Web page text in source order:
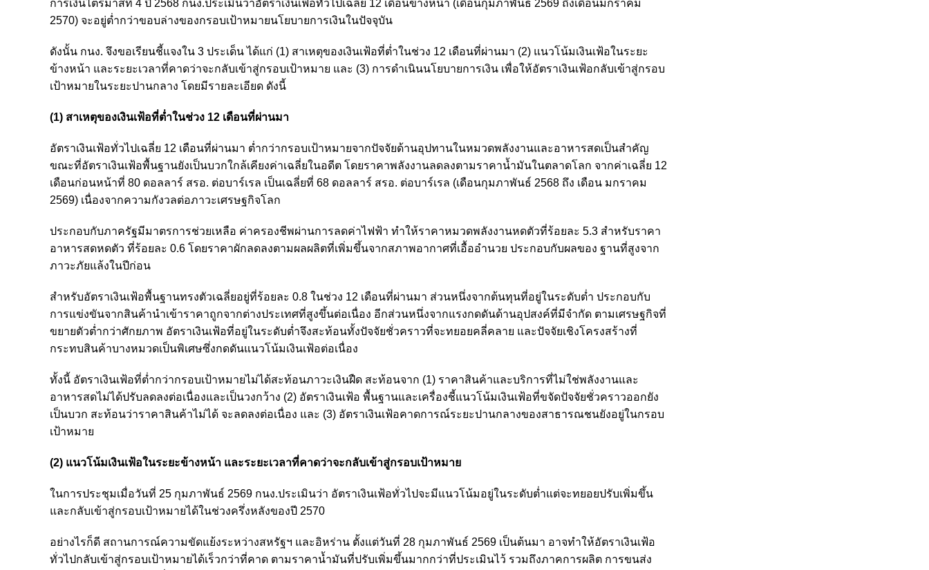
การเงินไตรมาสที่ 4 ปี 2568 กนง.ประเมินว่าอัตราเงินเฟ้อทั่วไปเฉลี่ย 12 เดือนข้างหน้า (เดือนกุมภาพันธ์ 2569 ถึงเดือนมกราคม
2570) จะอยู่ต่ำกว่าขอบล่างของกรอบเป้าหมายนโยบายการเงินในปัจจุบัน
ดังนั้น กนง. จึงขอเรียนชี้แจงใน 3 ประเด็น ได้แก่ (1) สาเหตุของเงินเฟ้อที่ต่ำในช่วง 12 เดือนที่ผ่านมา (2) แนวโน้มเงินเฟ้อในระยะ
ข้างหน้า และระยะเวลาที่คาดว่าจะกลับเข้าสู่กรอบเป้าหมาย และ (3) การดำเนินนโยบายการเงิน เพื่อให้อัตราเงินเฟ้อกลับเข้าสู่กรอบ
เป้าหมายในระยะปานกลาง โดยมีรายละเอียด ดังนี้
(1) สาเหตุของเงินเฟ้อที่ต่ำในช่วง 12 เดือนที่ผ่านมา
อัตราเงินเฟ้อทั่วไปเฉลี่ย 12 เดือนที่ผ่านมา ต่ำกว่ากรอบเป้าหมายจากปัจจัยด้านอุปทานในหมวดพลังงานและอาหารสดเป็นสำคัญ
ขณะที่อัตราเงินเฟ้อพื้นฐานยังเป็นบวกใกล้เคียงค่าเฉลี่ยในอดีต โดยราคาพลังงานลดลงตามราคาน้ำมันในตลาดโลก จากค่าเฉลี่ย 12
เดือนก่อนหน้าที่ 80 ดอลลาร์ สรอ. ต่อบาร์เรล เป็นเฉลี่ยที่ 68 ดอลลาร์ สรอ. ต่อบาร์เรล (เดือนกุมภาพันธ์ 2568 ถึง เดือน มกราคม
2569) เนื่องจากความกังวลต่อภาวะเศรษฐกิจโลก
ประกอบกับภาครัฐมีมาตรการช่วยเหลือ ค่าครองชีพผ่านการลดค่าไฟฟ้า ทำให้ราคาหมวดพลังงานหดตัวที่ร้อยละ 5.3 สำหรับราคา
อาหารสดหดตัว ที่ร้อยละ 0.6 โดยราคาผักลดลงตามผลผลิตที่เพิ่มขึ้นจากสภาพอากาศที่เอื้ออำนวย ประกอบกับผลของ ฐานที่สูงจาก
ภาวะภัยแล้งในปีก่อน
สำหรับอัตราเงินเฟ้อพื้นฐานทรงตัวเฉลี่ยอยู่ที่ร้อยละ 0.8 ในช่วง 12 เดือนที่ผ่านมา ส่วนหนึ่งจากต้นทุนที่อยู่ในระดับต่ำ ประกอบกับ
การแข่งขันจากสินค้านำเข้าราคาถูกจากต่างประเทศที่สูงขึ้นต่อเนื่อง อีกส่วนหนึ่งจากแรงกดดันด้านอุปสงค์ที่มีจำกัด ตามเศรษฐกิจที่
ขยายตัวต่ำกว่าศักยภาพ อัตราเงินเฟ้อที่อยู่ในระดับต่ำจึงสะท้อนทั้งปัจจัยชั่วคราวที่จะทยอยคลี่คลาย และปัจจัยเชิงโครงสร้างที่
กระทบสินค้าบางหมวดเป็นพิเศษซึ่งกดดันแนวโน้มเงินเฟ้อต่อเนื่อง
ทั้งนี้ อัตราเงินเฟ้อที่ต่ำกว่ากรอบเป้าหมายไม่ได้สะท้อนภาวะเงินฝืด สะท้อนจาก (1) ราคาสินค้าและบริการที่ไม่ใช่พลังงานและ
อาหารสดไม่ได้ปรับลดลงต่อเนื่องและเป็นวงกว้าง (2) อัตราเงินเฟ้อ พื้นฐานและเครื่องชี้แนวโน้มเงินเฟ้อที่ขจัดปัจจัยชั่วคราวออกยัง
เป็นบวก สะท้อนว่าราคาสินค้าไม่ได้ จะลดลงต่อเนื่อง และ (3) อัตราเงินเฟ้อคาดการณ์ระยะปานกลางของสาธารณชนยังอยู่ในกรอบ
เป้าหมาย
(2) แนวโน้มเงินเฟ้อในระยะข้างหน้า และระยะเวลาที่คาดว่าจะกลับเข้าสู่กรอบเป้าหมาย
ในการประชุมเมื่อวันที่ 25 กุมภาพันธ์ 2569 กนง.ประเมินว่า อัตราเงินเฟ้อทั่วไปจะมีแนวโน้มอยู่ในระดับต่ำแต่จะทยอยปรับเพิ่มขึ้น
และกลับเข้าสู่กรอบเป้าหมายได้ในช่วงครึ่งหลังของปี 2570
อย่างไรก็ดี สถานการณ์ความขัดแย้งระหว่างสหรัฐฯ และอิหร่าน ตั้งแต่วันที่ 28 กุมภาพันธ์ 2569 เป็นต้นมา อาจทำให้อัตราเงินเฟ้อ
ทั่วไปกลับเข้าสู่กรอบเป้าหมายได้เร็วกว่าที่คาด ตามราคาน้ำมันที่ปรับเพิ่มขึ้นมากกว่าที่ประเมินไว้ รวมถึงภาคการผลิต การขนส่ง